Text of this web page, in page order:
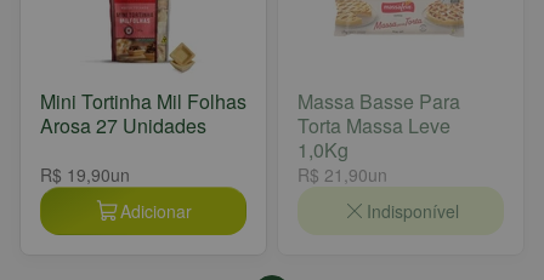
Mini Tortinha Mil Folhas
Arosa 27 Unidades
R$ 19,90un
Adicionar
Massa Basse Para
Torta Massa Leve
1,0Kg
R$ 21,90un
Indisponível